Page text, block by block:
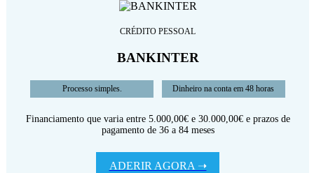
CRÉDITO PESSOAL
BANKINTER
Processo simples. Dinheiro na conta em 48 horas
Financiamento que varia entre 5.000,00€ e 30.000,00€ e prazos de
pagamento de 36 a 84 meses
ADERIR AGORA ➝